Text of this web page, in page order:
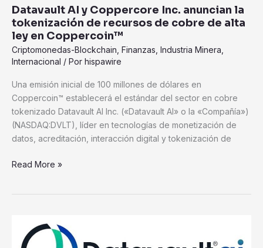
Datavault AI y Coppercore Inc. anuncian la
tokenización de recursos de cobre de alta
ley en Coppercoin™
Criptomonedas-Blockchain, Finanzas, Industria Minera,
Internacional / Por hispawire
Una emisión inicial de 100 millones de dólares en
Coppercoin™ establecerá el estándar del sector en cobre
tokenizado Datavault AI Inc. («Datavault AI» o la «Compañía»)
(NASDAQ:DVLT), líder en tecnologías de monetización de
datos, acreditación, interacción digital y tokenización de
la
tokenización
de
recursos
de
alta
en
Coppercoin™
Read More »
Mandela
Dollar